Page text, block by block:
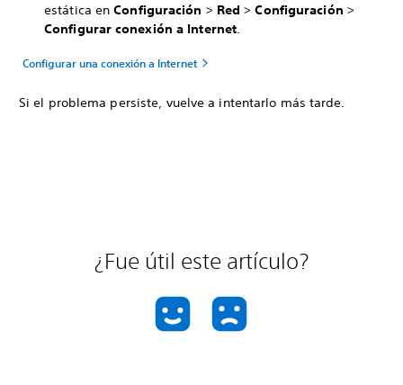
estática enConfiguración > Red >Configuración >
Configurar conexión a Internet.
Configurar una conexión a Internet
Si el problema persiste, vuelve a intentarlo más tarde.
¿Fue útil este artículo?